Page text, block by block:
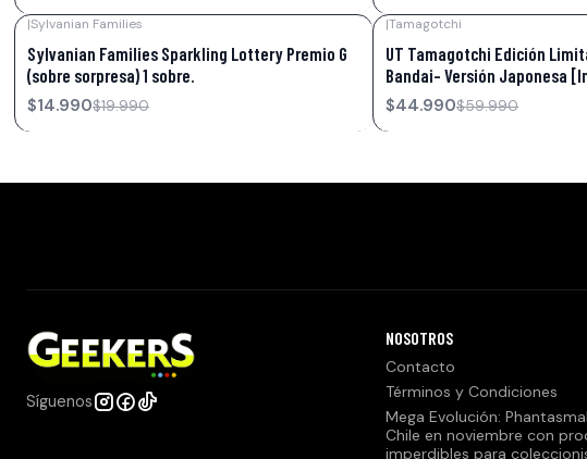
|Sylvanian Families
Sylvanian Families Sparkling Lottery Premio G
(sobre sorpresa) 1 sobre.
$14.990$19.990
|Tamagotchi
UT Tamagotchi Edición
Bandai- Versión Japonesa
$44.990$59.990
Síguenos
NOSOTROS
Contacto
Términos y Condiciones
Mega Evolución:
Chile en noviembre con
imperdibles para